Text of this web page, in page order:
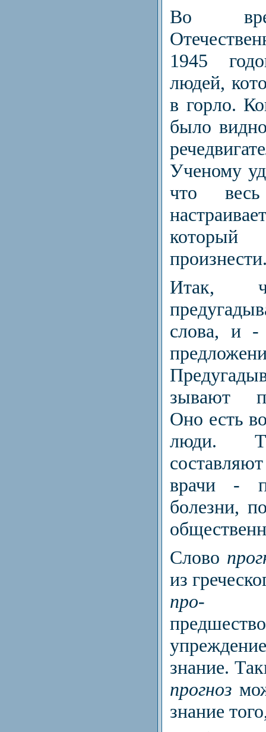
Во
1945
людей,
в горло.
было
Ученому
что
который
Итак,
слова, и
зывают
Оно есть
люди.
врачи -
болезни,
Слово
из
про-
знание.
прогноз
знание